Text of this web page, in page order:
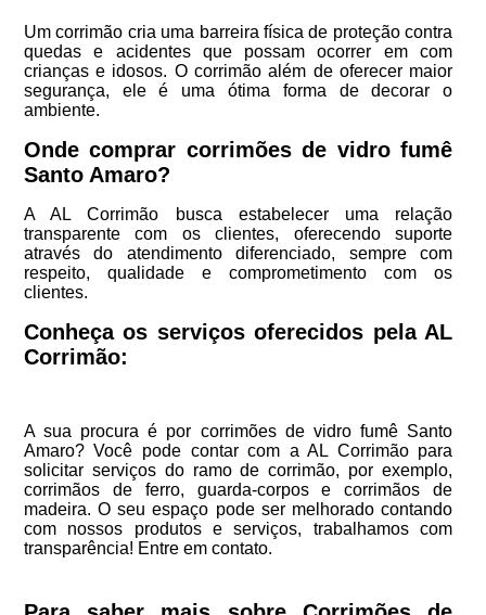
Um corrimão cria uma barreira física de proteção contra
quedas e acidentes que possam ocorrer em com
crianças e idosos. O corrimão além de oferecer maior
segurança, ele é uma ótima forma de decorar o
ambiente.
Onde comprar corrimões de vidro fumê
Santo Amaro?
A AL Corrimão busca estabelecer uma relação
transparente com os clientes, oferecendo suporte
através do atendimento diferenciado, sempre com
respeito, qualidade e comprometimento com os
clientes.
Conheça os serviços oferecidos pela AL
Corrimão:
A sua procura é por corrimões de vidro fumê Santo
Amaro? Você pode contar com a AL Corrimão para
solicitar serviços do ramo de corrimão, por exemplo,
corrimãos de ferro, guarda-corpos e corrimãos de
madeira. O seu espaço pode ser melhorado contando
com nossos produtos e serviços, trabalhamos com
transparência! Entre em contato.